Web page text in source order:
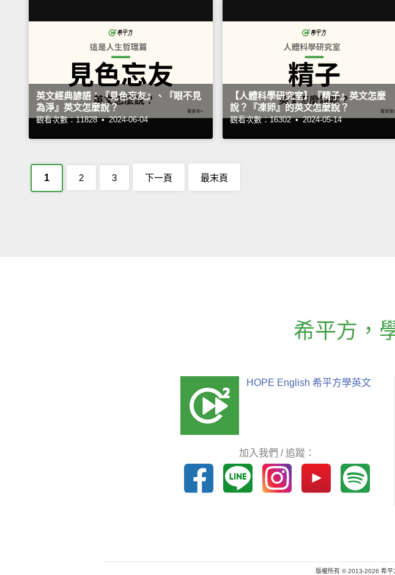
英文經典諺語：『見色忘友』、『眼不見
為淨』英文怎麼說？
觀看次數：11828 • 2024-06-04
【人體科學研究室】『精子』英文怎麼
說？『凍卵』的英文怎麼說？
觀看次數：16302 • 2024-05-14
1 2 3 下一頁 最末頁
希平方 ，
HOPE English 希平方學英文
加入我們 / 追蹤：
版權所有 © 2013-2026 希平